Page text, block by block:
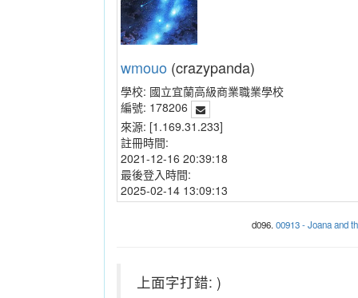
wmouo (crazypanda)
學校: 國立宜蘭高級商業職業學校
編號: 178206
來源: [1.169.31.233]
註冊時間:
2021-12-16 20:39:18
最後登入時間:
2025-02-14 13:09:13
d096. 00913 - Joana and
上面字打錯: )